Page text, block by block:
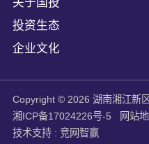
投资生态
企业文化
Copyright © 2026 湖南湘江新
湘ICP备17024226号-5
网站
技术支持 : 竞网智赢